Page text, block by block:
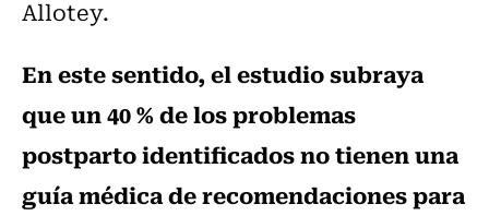
Allotey.
En este sentido, el estudio subraya
que un 40 % de los problemas
postparto identificados no tienen una
guía médica de recomendaciones para